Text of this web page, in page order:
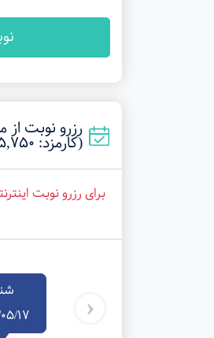
رزرو نوبت
(کارمزد: 35,750 تومان)
برای رزرو نوبت
17
‹